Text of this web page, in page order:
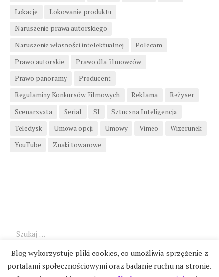
Lokacje
Lokowanie produktu
Naruszenie prawa autorskiego
Naruszenie własności intelektualnej
Polecam
Prawo autorskie
Prawo dla filmowców
Prawo panoramy
Producent
Regulaminy Konkursów Filmowych
Reklama
Reżyser
Scenarzysta
Serial SI
Sztuczna Inteligencja
Teledysk
Umowa opcji Umowy Vimeo
Wizerunek
YouTube
Znaki towarowe
Blog wykorzystuje pliki cookies, co umożliwia sprzężenie z
portalami społecznościowymi oraz badanie ruchu na stronie.